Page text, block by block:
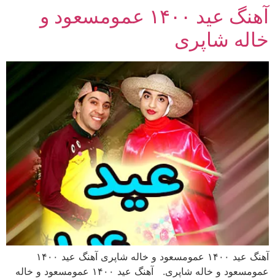
پرش
محتوا
آهنگ عید ۱۴۰۰ عمومسعود و
خاله شاپری
آهنگ عید ۱۴۰۰ عمومسعود و خاله شاپری آهنگ عید ۱۴۰۰
عمومسعود و خاله شاپری. آهنگ عید ۱۴۰۰ عمومسعود و خاله